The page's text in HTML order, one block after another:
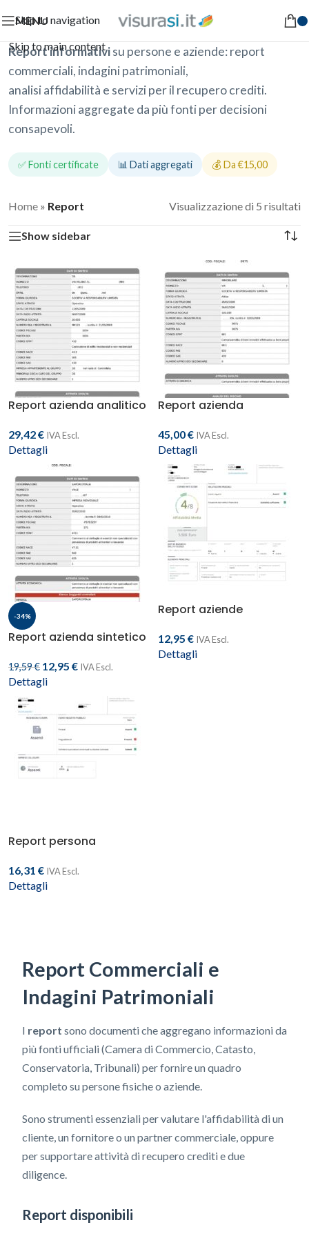
Skip to navigation
Skip to main content
MENU
Report informativisu persone e aziende: report
commerciali, indagini patrimoniali,
analisi affidabilità e servizi per il recupero crediti.
Informazioni aggregate da più fonti per decisioni
consapevoli.
✅ Fonti certificate 📊 Dati aggregati 💰 Da €15,00
Home » Report Visualizzazione di 5 risultati
Show sidebar
Report azienda analitico
29,42€ IVA Escl.
Dettagli
Report azienda
45,00€ IVA Escl.
Dettagli
-34%
Report azienda sintetico
19,59€ 12,95 € IVA Escl.
Dettagli
Report aziende
12,95 € IVA Escl.
Dettagli
Report persona
16,31 € IVA Escl.
Dettagli
Report Commerciali e
Indagini Patrimoniali
I report sono documenti che aggregano informazioni da
più fonti ufficiali (Camera di Commercio, Catasto,
Conservatoria, Tribunali) per fornire un quadro
completo su persone fisiche o aziende.
Sono strumenti essenziali per valutare l'affidabilità di un
cliente, un fornitore o un partner commerciale, oppure
per supportare attività di recupero crediti e due
diligence.
Report disponibili